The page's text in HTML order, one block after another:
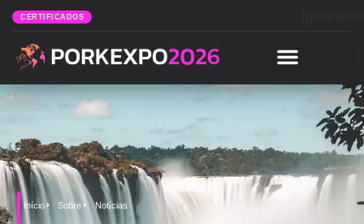
CERTIFICADOS
Início Sobre Notícias